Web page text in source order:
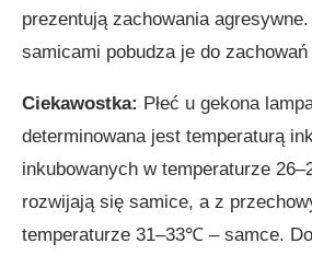
prezentują zachowania
samicami pobudza je do
Ciekawostka: Płeć u gekona
determinowana jest temperaturą
inkubowanych w temperaturze
rozwijają się samice, a z
temperaturze 31–33℃ – samce.